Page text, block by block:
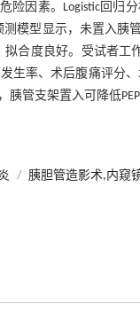
危险因素。Logistic回
模型显示，未置入胰
合度良好。受试者工
生率、术后腹痛评分
胰管支架置入可降低
/ 胰胆管造影术,内窥